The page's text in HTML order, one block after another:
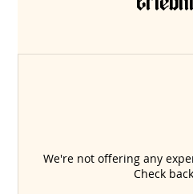
We're not offering any
Check